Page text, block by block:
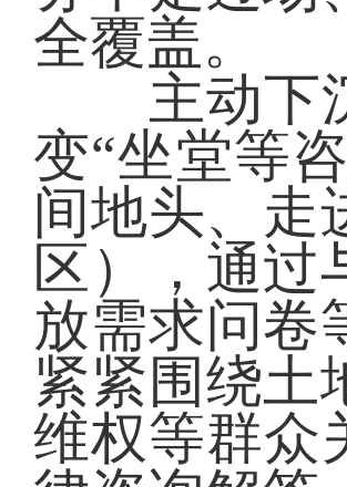
全覆盖。
主动下沉
变“坐堂等
间地头、走
区），通
放需求问卷
紧紧围绕土
维权等群众